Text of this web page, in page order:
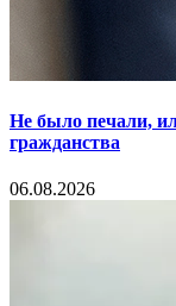
Не было печали,
гражданства
06.08.2026